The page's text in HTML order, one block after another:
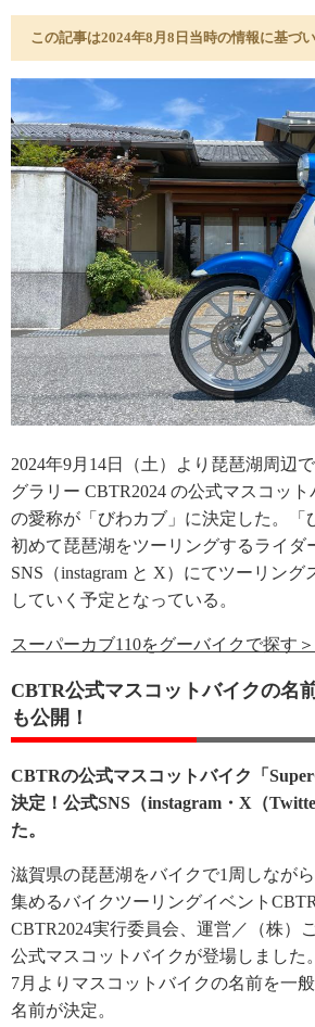
この記事は2024年8月8日当時の情報に基づ
2024年9月14日（土）より琵琶湖周辺
グラリー CBTR2024 の公式マスコット
の愛称が「びわカブ」に決定した。「
初めて琵琶湖をツーリングするライダ
SNS（instagram と X）にてツーリン
していく予定となっている。
スーパーカブ110をグーバイクで探す＞
CBTR公式マスコットバイクの名
も公開！
CBTRの公式マスコットバイク「
決定！公式SNS（instagram・X（
た。
滋賀県の琵琶湖をバイクで1周しなが
集めるバイクツーリングイベント
CBTR2024実行委員会、運営／（株）
公式マスコットバイクが登場しました。
7月よりマスコットバイクの名前を一
名前が決定。